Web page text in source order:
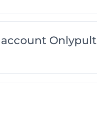
Onlypult